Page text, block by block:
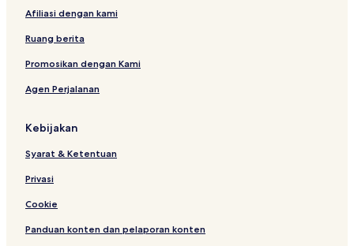
a
n
a
Afiliasi dengan kami
Ruang berita
Promosikan dengan Kami
Agen Perjalanan
Kebijakan
Syarat & Ketentuan
Privasi
Cookie
Panduan konten dan pelaporan konten